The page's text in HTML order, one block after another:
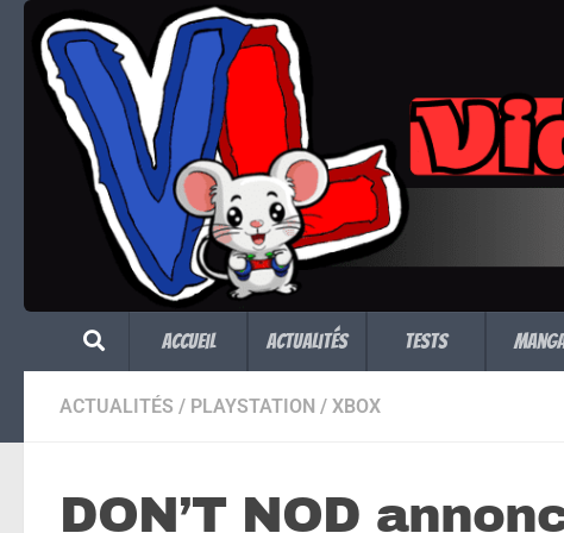
Skip to content
Accueil Actualités Tests
ACTUALITÉS / PLAYSTATION / XBOX
DON’T NOD